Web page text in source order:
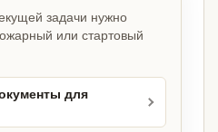
задачи нужно
или стартовый
для